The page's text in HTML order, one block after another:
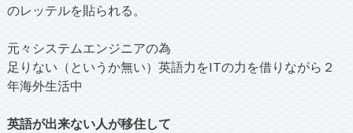
のレッテルを貼られる。
元々システムエンジニアの為
足りない（というか無い）英語力をITの力を借りながら２
年海外生活中
英語が出来ない人が移住して